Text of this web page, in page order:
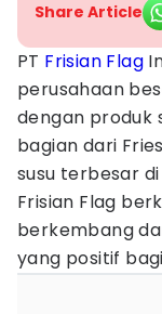
Share Article
PT Frisian Flag
perusahaan
dengan produk
bagian dari
susu terbesar
Frisian Flag
berkembang
yang positif